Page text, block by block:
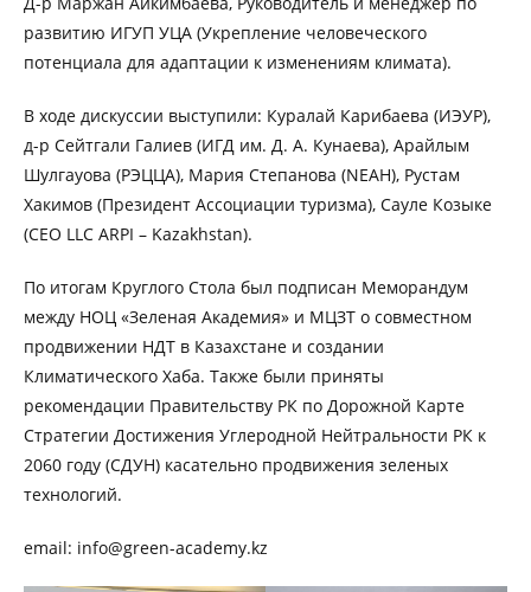
развитию ИГУП УЦА (Укрепление человеческого
потенциала для адаптации к изменениям климата).
В ходе дискуссии выступили: Куралай Карибаева (ИЭУР),
д-р Сейтгали Галиев (ИГД им. Д. А. Кунаева), Арайлым
Шулгауова (РЭЦЦА), Мария Степанова (NEAH), Рустам
Хакимов (Президент Ассоциации туризма), Сауле Козыке
(CEO LLC ARPI – Kazakhstan).
По итогам Круглого Стола был подписан Меморандум
между НОЦ «Зеленая Академия» и МЦЗТ о совместном
продвижении НДТ в Казахстане и создании
Климатического Хаба. Также были приняты
рекомендации Правительству РК по Дорожной Карте
Стратегии Достижения Углеродной Нейтральности РК к
2060 году (СДУН) касательно продвижения зеленых
технологий.
email: info@green-academy.kz